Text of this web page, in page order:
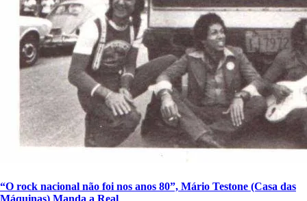
“O rock nacional não foi nos anos 80”, Mário Testone (Casa das
Máquinas) Manda a Real